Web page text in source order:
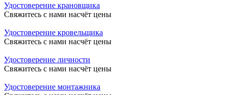
Удостоверение крановщика
Свяжитесь с нами насчёт цены
Удостоверение кровельщика
Свяжитесь с нами насчёт цены
Удостоверение личности
Свяжитесь с нами насчёт цены
Удостоверение монтажника